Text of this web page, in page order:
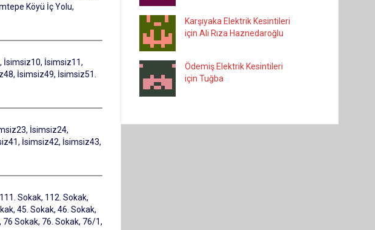
Köyü İç Yolu,
İsimsiz10, İsimsiz11,
İsimsiz49, İsimsiz51.
İsimsiz24,
İsimsiz42, İsimsiz43,
Sokak, 112. Sokak,
45. Sokak, 46. Sokak,
76 Sokak, 76. Sokak, 76/1,
Karşıyaka Elektrik Kesintileri
için Ali Rıza Haznedaroğlu
Ödemiş Elektrik Kesintileri
için Tuğba